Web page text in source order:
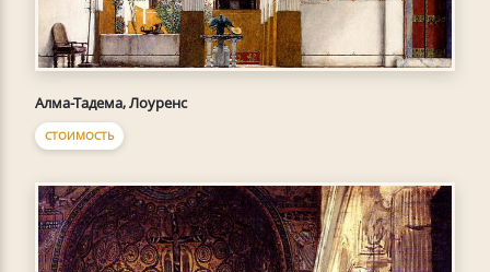
Алма-Тадема, Лоуренс
СТОИМОСТЬ